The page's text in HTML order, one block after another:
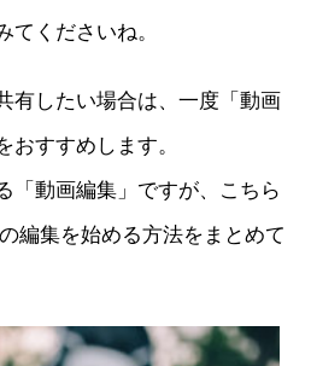
てくださいね。
有したい場合は、一度「動画
すすめします。
「動画編集」ですが、こちら
編集を始める方法をまとめて